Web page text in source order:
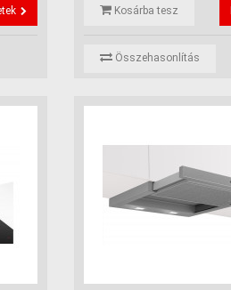
Kosárba tesz
Összehasonlítás